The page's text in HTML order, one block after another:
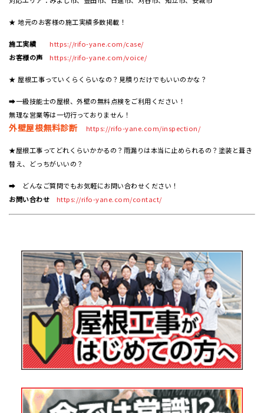
★ 地元のお客様の施工実績多数掲載！
施工実績
https://rifo-yane.com/case/
お客様の声
https://rifo-yane.com/voice/
★ 屋根工事っていくらくらいなの？見積りだけでもいいのかな？
➡一級技能士の屋根、外壁の無料点検をご利用ください！
無理な営業等は一切行っておりません！
外壁屋根無料診断 https://rifo-yane.com/inspection/
★屋根工事ってどれくらいかかるの？雨漏りは本当に止められるの？塗装と葺き
替え、どっちがいいの？
➡ どんなご質問でもお気軽にお問い合わせください！
お問い合わせ
https://rifo-yane.com/contact/